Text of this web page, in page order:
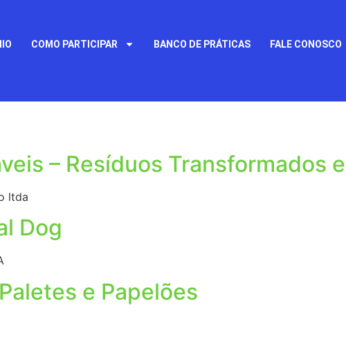
COMO PARTICIPAR BANCO DE PRÁTICAS FALE CONOSCO
– Resíduos Transformados
ltda
Dog
e Papelões